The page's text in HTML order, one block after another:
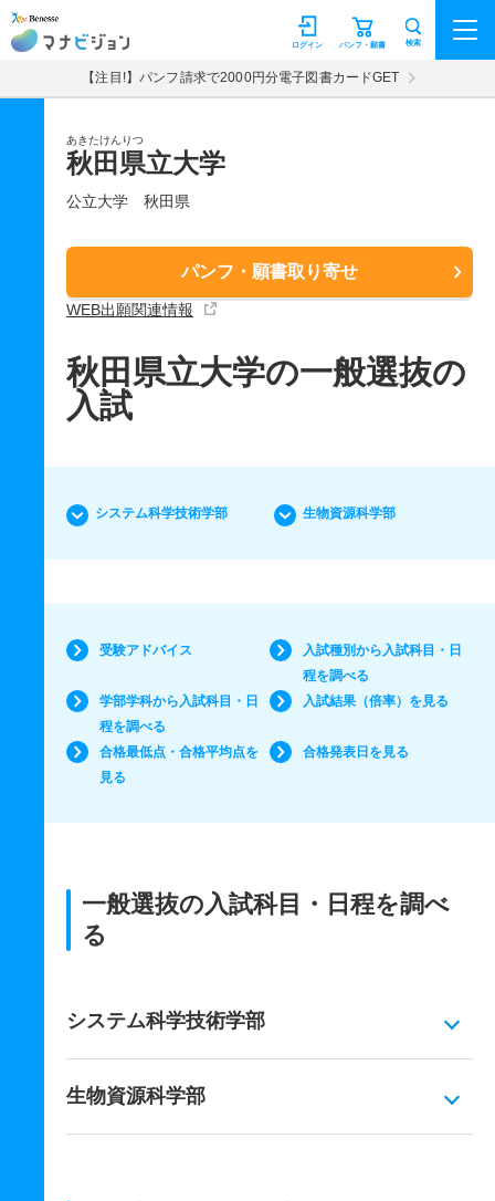
マナビジョン パンフ・願書
ログイン 検索
【注目!】パンフ請求で2000円分電子図書カードGET
あきたけんりつ
秋田県立大学
公立大学 秋田県
パンフ・願書取り寄せ
WEB出願関連情報
秋田県立大学の一般選抜の
入試
システム科学技術学部 生物資源科学部
受験アドバイス
入試種別から入試科目・日
程を調べる
学部学科から入試科目・日
程を調べる
入試結果（倍率）を見る
合格最低点・合格平均点を
見る
合格発表日を見る
一般選抜の入試科目・日程を調べ
る
システム科学技術学部
生物資源科学部